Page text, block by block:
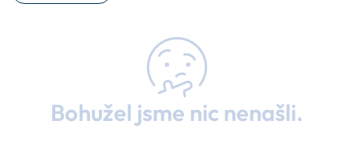
Bohužel jsme nic nenašli.